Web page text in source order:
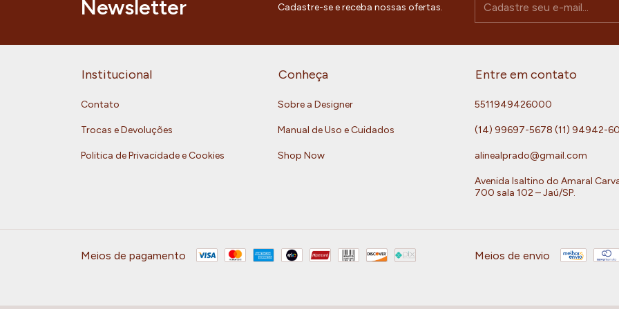
Newsletter Cadastre-se e receba nossas ofertas.
Institucional
Contato
Trocas e Devoluções
Politica de Privacidade e Cookies
Conheça
Sobre a Designer
Manual de Uso e Cuidados
Shop Now
Entre em contato
5511949426000
(14) 99697-5678 (11) 94942-
alinealprado@gmail.com
Avenida Isaltino do Amaral
700 sala 102 – Jaú/SP.
Meios de pagamento Meios de envio